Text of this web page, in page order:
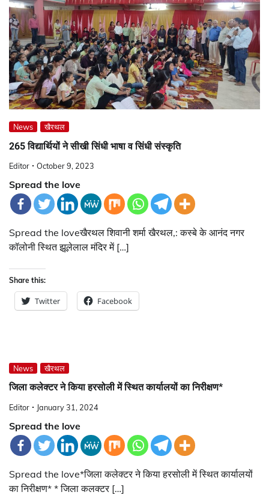
News खैरथल
265 विद्यार्थियों ने सीखी सिंधी भाषा व सिंधी संस्कृति
Editor October 9, 2023
Spread the love
Spread the loveखैरथल शिवानी शर्मा खैरथल,: कस्बे के आनंद नगर
कॉलोनी स्थित झूलेलाल मंदिर में […]
Share this:
Twitter Facebook
News खैरथल
जिला कलेक्टर ने किया हरसोली में स्थित कार्यालयों का निरीक्षण*
Editor January 31, 2024
Spread the love
Spread the love*जिला कलेक्टर ने किया हरसोली में स्थित कार्यालयों
का निरीक्षण* * जिला कलक्टर […]